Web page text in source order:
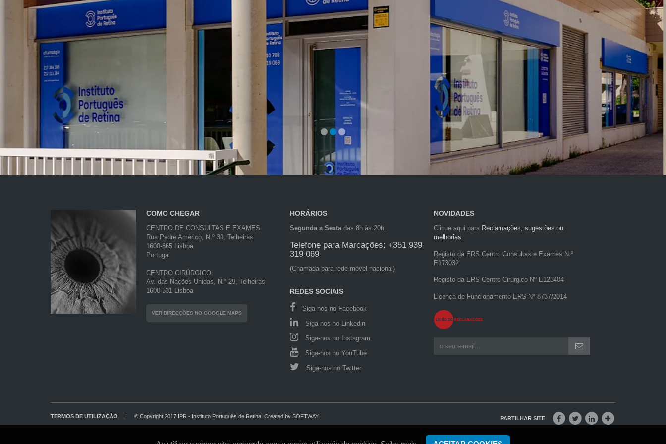
COMO CHEGAR
CENTRO DE CONSULTAS E EXAMES:
Rua Padre Américo, N.º 30, Telheiras
1600-865 Lisboa
Portugal
CENTRO CIRÚRGICO:
Av. das Nações Unidas, N.º 29, Telheiras
1600-531 Lisboa
VER DIRECÇÕES NO GOOGLE MAPS
HORÁRIOS
Segunda a Sextadas 8h às 20h.
Telefone para Marcações: +351 939
319 069
(Chamada para rede móvel nacional)
REDES SOCIAIS
Siga-nos no Facebook
Siga-nos no Linkedin
Siga-nos no Instagram
Siga-nos no YouTube
Siga-nos no Twitter
NOVIDADES
Clique aqui para Reclamações, sugestões ou
melhorias
Registo da ERS Centro Consultas e Exames N.º
E173032
Registo da ERS Centro Cirúrgico Nº E123404
Licença de Funcionamento ERS Nº 8737/2014
TERMOS DE UTILIZAÇÃO | © Copyright 2017 IPR - Instituto Português de Retina. Created by SOFTWAY. PARTILHAR SITE